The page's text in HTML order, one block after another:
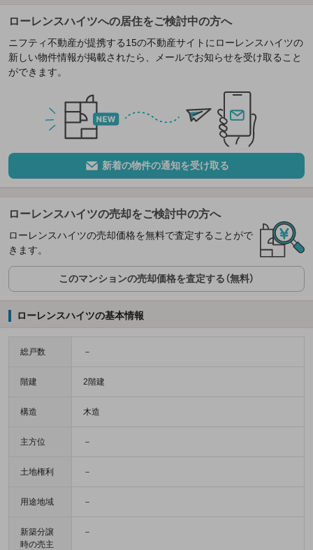
ローレンスハイツへの居住をご検討中の方へ
ニフティ不動産が提携する15の不動産サイトにローレンスハイツの
新しい物件情報が掲載されたら、メールでお知らせを受け取ること
ができます。
新着の物件の通知を受け取る
ローレンスハイツの売却をご検討中の方へ
ローレンスハイツの売却価格を無料で査定することがで
きます。
このマンションの売却価格を査定する（無料）
ローレンスハイツの基本情報
総戸数 －
階建 2階建
構造 木造
主方位 －
土地権利 －
用途地域 －
新築分譲
時の売主
－